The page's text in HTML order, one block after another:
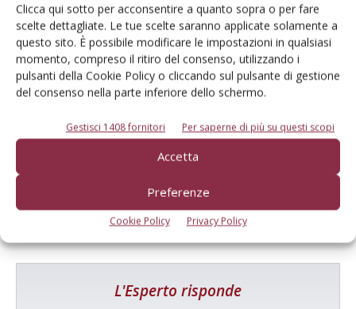
Clicca qui sotto per acconsentire a quanto sopra o per fare
scelte dettagliate. Le tue scelte saranno applicate solamente a
questo sito. È possibile modificare le impostazioni in qualsiasi
momento, compreso il ritiro del consenso, utilizzando i
pulsanti della Cookie Policy o cliccando sul pulsante di gestione
del consenso nella parte inferiore dello schermo.
Gestisci 1408 fornitori Per saperne di più su questi scopi
Accetta
Preferenze
Cookie Policy Privacy Policy
Catalogo Aziende e Prodotti
Cerca adesso
L'Esperto risponde